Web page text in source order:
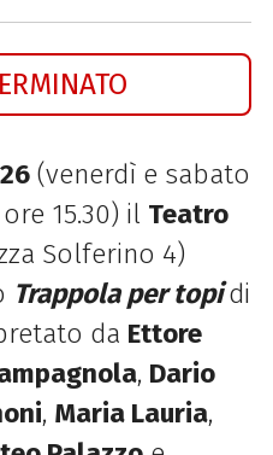
(venerdì e sabato
15.30) il Teatro
Solferino 4)
Trappola per topidi
da Ettore
, Dario
, Maria Lauria,